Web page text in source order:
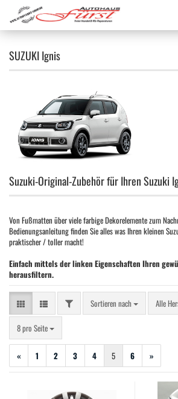
SUZUKI Ignis
Suzuki-Original-Zubehör für Ihren Suzuki
Von Fußmatten über viele farbige Dekorelemente zum
Bedienungsanleitung finden Sie alles was Ihren kleinen
praktischer / toller macht!
Einfach mittels der linken Eigenschaften Ihren
herausfiltern.
FILTERSortieren nach
Sortieren nach Alle
8 pro Seite
pro Seite
« 1 2 3 4 5 6 »